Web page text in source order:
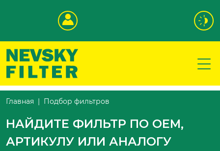
Главная Подбор фильтров
НАЙДИТЕ ФИЛЬТР ПО OEM,
АРТИКУЛУ ИЛИ АНАЛОГУ